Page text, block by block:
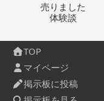
売りました
体験談
TOP
マイページ
掲示板に投稿